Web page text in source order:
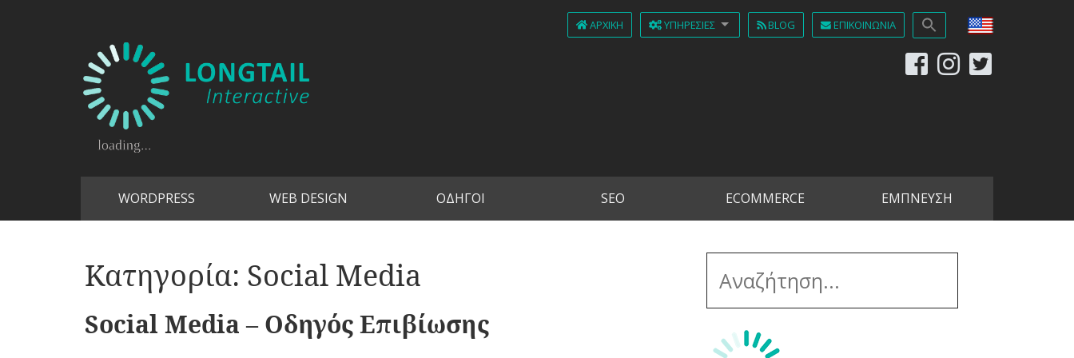
ΑΡΧΙΚΉ ΥΠΗΡΕΣΊΕΣ BLOG ΕΠΙΚΟΙΝΩΝΊΑ
WORDPRESS WEB DESIGN ΟΔΗΓΟΙ SEO ECOMMERCE ΕΜΠΝΕΥΣΗ
Κατηγορία: Social Media
Social Media – Οδηγός Επιβίωσης